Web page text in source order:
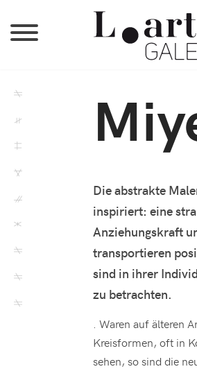
Die abstrakte
inspiriert: eine
Anziehungskraft
transportieren
sind in ihrer
zu betrachten.
. Waren auf älteren
Kreisformen, oft in
sehen, so sind die